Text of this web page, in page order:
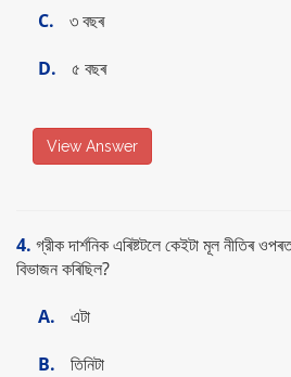
C.
৩ বছৰ
D.
৫ বছৰ
View Answer
4. গ্রীক দার্শনিক এৰিষ্টটলে কেইটা মূল নীতিৰ
বিভাজন কৰিছিল?
A.
এটা
B.
তিনিটা